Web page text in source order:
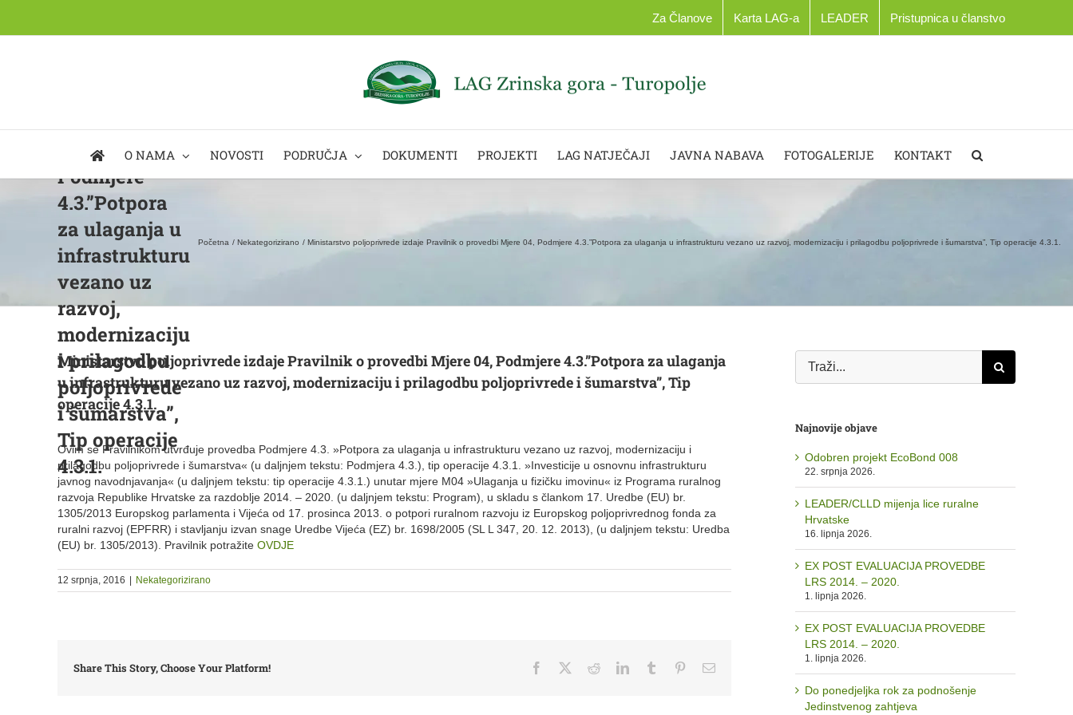
content
Za Članove Karta LAG-a LEADER Pristupnica u članstvo
O NAMA NOVOSTI PODRUČJA DOKUMENTI PROJEKTI LAG NATJEČAJI JAVNA NABAVA FOTOGALERIJE KONTAKT
poljoprivrede
provedbi
Mjere 04,
Podmjere
4.3.”Potpora
za ulaganja u
infrastrukturu
vezano uz
razvoj,
modernizaciju
i prilagodbu
poljoprivrede
i šumarstva”,
Tip operacije
4.3.1.
Početna Nekategorizirano Ministarstvo poljoprivrede izdaje Pravilnik o provedbi Mjere 04, Podmjere 4.3.”Potpora za ulaganja u infrastrukturu vezano uz razvoj, modernizaciju i prilagodbu poljoprivrede i šumarstva”, Tip operacije 4.3.1.
Ministarstvo poljoprivrede izdaje Pravilnik o provedbi Mjere 04, Podmjere 4.3.”Potpora za ulaganja
u infrastrukturu vezano uz razvoj, modernizaciju i prilagodbu poljoprivrede i šumarstva”, Tip
operacije 4.3.1.
Ovim se Pravilnikom utvrđuje provedba Podmjere 4.3. »Potpora za ulaganja u infrastrukturu vezano uz razvoj, modernizaciju i
prilagodbu poljoprivrede i šumarstva« (u daljnjem tekstu: Podmjera 4.3.), tip operacije 4.3.1. »Investicije u osnovnu infrastrukturu
javnog navodnjavanja« (u daljnjem tekstu: tip operacije 4.3.1.) unutar mjere M04 »Ulaganja u fizičku imovinu« iz Programa ruralnog
razvoja Republike Hrvatske za razdoblje 2014. – 2020. (u daljnjem tekstu: Program), u skladu s člankom 17. Uredbe (EU) br.
1305/2013 Europskog parlamenta i Vijeća od 17. prosinca 2013. o potpori ruralnom razvoju iz Europskog poljoprivrednog fonda za
ruralni razvoj (EPFRR) i stavljanju izvan snage Uredbe Vijeća (EZ) br. 1698/2005 (SL L 347, 20. 12. 2013), (u daljnjem tekstu: Uredba
(EU) br. 1305/2013). Pravilnik potražite OVDJE
12 srpnja, 2016 | Nekategorizirano
Share This Story, Choose Your Platform! Facebook RedditLinkedInTumblr PinterestEmail:
Najnovije objave
Odobren projekt EcoBond 008
22. srpnja 2026.
LEADER/CLLD mijenja lice ruralne
Hrvatske
16. lipnja 2026.
EX POST EVALUACIJA PROVEDBE
LRS 2014. – 2020.
1. lipnja 2026.
EX POST EVALUACIJA PROVEDBE
LRS 2014. – 2020.
1. lipnja 2026.
Do ponedjeljka rok za podnošenje
Jedinstvenog zahtjeva